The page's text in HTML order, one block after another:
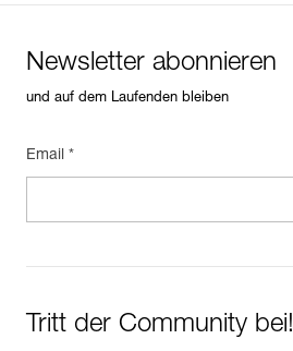
Newsletter abonnieren
und auf dem Laufenden bleiben
Email *
Tritt der Community bei!